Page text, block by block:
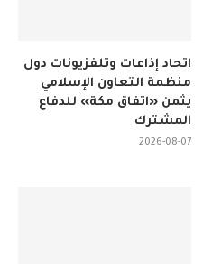
اتحاد إذاعات وتلفزيونات دول
منظمة التعاون الإسلامي
يثمن «اتفاق مكة» للدفاع
المشترك
2026-08-07